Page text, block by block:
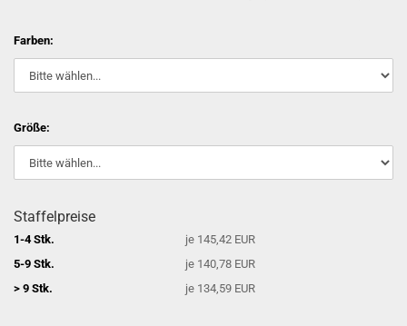
Farben:
Größe:
Staffelpreise
1-4 Stk.
je 145,42 EUR
5-9 Stk.
je 140,78 EUR
> 9 Stk.
je 134,59 EUR